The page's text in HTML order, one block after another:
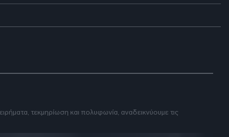
τεκμηρίωση και πολυφωνία, αναδεικνύουμε τις